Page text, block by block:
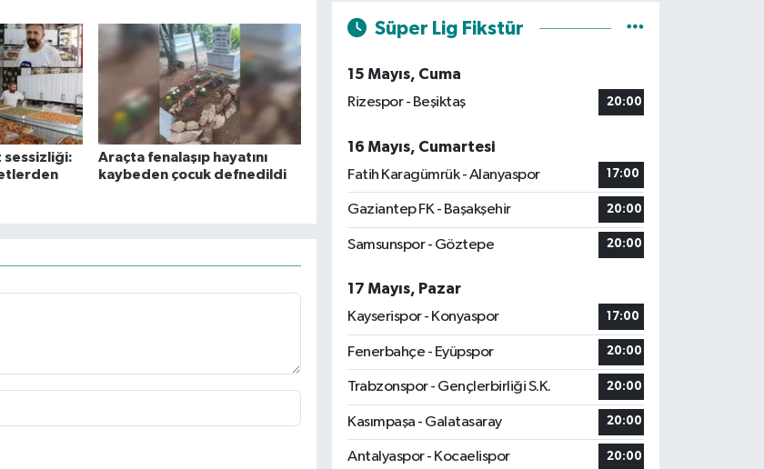
sessizliği:
Araçta fenalaşıp hayatını
kaybeden çocuk defnedildi
Süper Lig Fikstür
15 Mayıs, Cuma
Rizespor - Beşiktaş
20:00
16 Mayıs, Cumartesi
Fatih Karagümrük - Alanyaspor
17:00
Gaziantep FK - Başakşehir 20:00
Samsunspor - Göztepe 20:00
17 Mayıs, Pazar
Kayserispor - Konyaspor
17:00
Fenerbahçe - Eyüpspor 20:00
Trabzonspor - Gençlerbirliği S.K. 20:00
Kasımpaşa - Galatasaray 20:00
Antalyaspor - Kocaelispor 20:00